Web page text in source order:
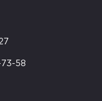
58